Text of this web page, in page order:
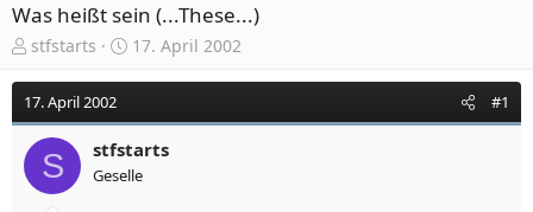
Was heißt sein (...These...)
E
s
t
l
stfstarts
E
s
l
l
17. April 2002
17. April 2002 #1
S stfstarts
Geselle